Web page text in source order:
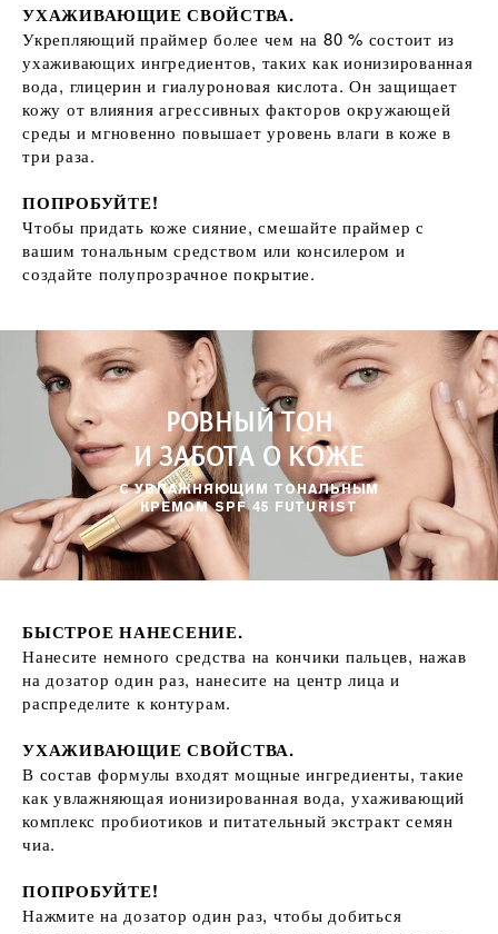
УХАЖИВАЮЩИЕ СВОЙСТВА.
Укрепляющий праймер более чем на 80 % состоит из
ухаживающих ингредиентов, таких как ионизированная
вода, глицерин и гиалуроновая кислота. Он защищает
кожу от влияния агрессивных факторов окружающей
среды и мгновенно повышает уровень влаги в коже в
три раза.
ПОПРОБУЙТЕ!
Чтобы придать коже сияние, смешайте праймер с
вашим тональным средством или консилером и
создайте полупрозрачное покрытие.
РОВНЫЙ ТОН
И ЗАБОТА О КОЖЕ
С УВЛАЖНЯЮЩИМ ТОНАЛЬНЫМ
КРЕМОМ SPF 45 FUTURIST
БЫСТРОЕ НАНЕСЕНИЕ.
Нанесите немного средства на кончики пальцев, нажав
на дозатор один раз, нанесите на центр лица и
распределите к контурам.
УХАЖИВАЮЩИЕ СВОЙСТВА.
В состав формулы входят мощные ингредиенты, такие
как увлажняющая ионизированная вода, ухаживающий
комплекс пробиотиков и питательный экстракт семян
чиа.
ПОПРОБУЙТЕ!
Нажмите на дозатор один раз, чтобы добиться